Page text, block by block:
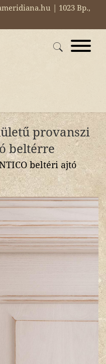
| 1023 Bp.,
provanszi
beltérre
beltéri ajtó